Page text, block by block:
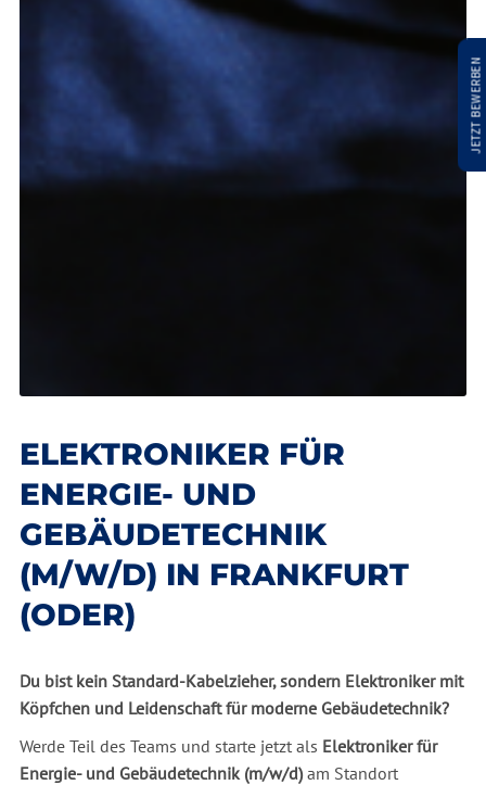
ELEKTRONIKER FÜR
ENERGIE- UND
GEBÄUDETECHNIK
(M/W/D) IN FRANKFURT
(ODER)
Du bist kein Standard-Kabelzieher, sondern Elektroniker mit
Köpfchen und Leidenschaft für moderne Gebäudetechnik?
Werde Teil des Teams und starte jetzt als Elektroniker für
Energie- und Gebäudetechnik (m/w/d)am Standort
JETZT BEWERBEN